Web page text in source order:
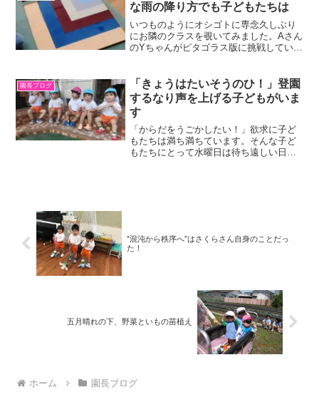
な雨の降り方でも子どもたちは
いつものようにオシゴトに専念久しぶり
にお隣のクラスを覗いてみました。Aさん
のYちゃんがピタゴラス版に挑戦していま
しいというあのピタゴラスの原理をいわ
ゆる「見える化」...
園長ブログ
「きょうはたいそうのひ！」登園
するなり声を上げる子どもがいま
す
「からだをうごかしたい！」欲求に子ど
もたちは満ち満ちています。そんな子ど
もたちにとって水曜日は待ち遠しい日な
”混沌から秩序へ”はさくらさん自身のことだっ
た！
五月晴れの下、野菜といもの苗植え
ホーム 園長ブログ